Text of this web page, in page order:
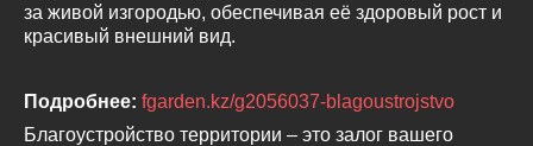
за живой изгородью, обеспечивая её здоровый рост и
красивый внешний вид.
Подробнее: fgarden.kz/g2056037-blagoustrojstvo
Благоустройство территории – это залог вашего